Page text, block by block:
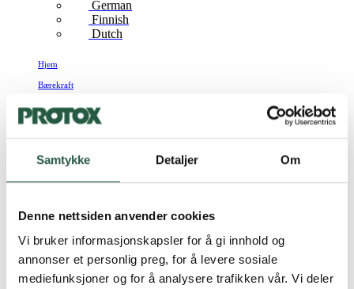
Samtykke Detaljer Om
Denne nettsiden anvender cookies
Vi bruker informasjonskapsler for å gi innhold og
annonser et personlig preg, for å levere sosiale
mediefunksjoner og for å analysere trafikken vår. Vi deler
German
Finnish
Dutch
Hjem
Bærekraft
LCA-database
LCA-database
Verdifull dokumentasjon
Som en viktig del av handlingsplanen vår har vi utviklet en LCA-
database med livssyklusvurderinger av hvert produkts innvirkning
på klima, miljø (inkludert biologisk mangfold) og menneskers helse.